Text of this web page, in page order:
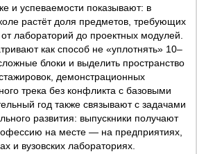
и успеваемости показывают: в
растёт доля предметов, требующих
лабораторий до проектных модулей.
как способ не «уплотнять» 10–
блоки и выделить пространство
демонстрационных
трека без конфликта с базовыми
год также связывают с задачами
развития: выпускники получают
на месте — на предприятиях,
и вузовских лабораториях.